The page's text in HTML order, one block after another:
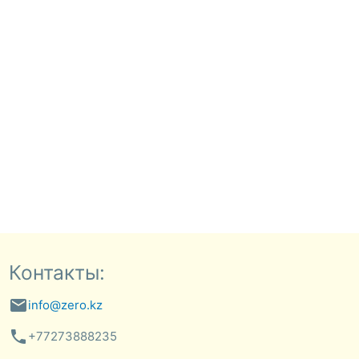
Контакты:
emailinfo@zero.kz
phone +77273888235